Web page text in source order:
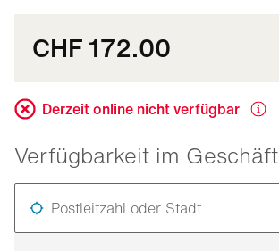
CHF 172.00
Derzeit online nicht verfügbar
Verfügbarkeit im Geschäft
Postleitzahl oder Stadt